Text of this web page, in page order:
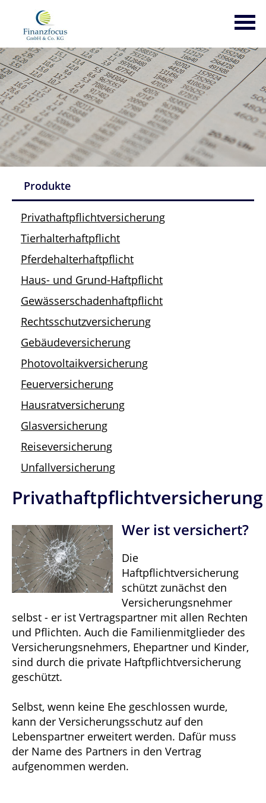
Produkte
Privathaftpflichtversicherung
Tierhalterhaftpflicht
Pferdehalterhaftpflicht
Haus- und Grund-Haftpflicht
Gewässerschadenhaftpflicht
Rechtsschutzversicherung
Gebäudeversicherung
Photovoltaikversicherung
Feuerversicherung
Hausratversicherung
Glasversicherung
Reiseversicherung
Unfallversicherung
Privathaftpflichtversicherung
Wer ist versichert?
Die
Haftpflichtversicherung
schützt zunächst den
Versicherungsnehmer
selbst - er ist Vertragspartner mit allen Rechten
und Pflichten. Auch die Familienmitglieder des
Versicherungsnehmers, Ehepartner und Kinder,
sind durch die private Haftpflichtversicherung
geschützt.
Selbst, wenn keine Ehe geschlossen wurde,
kann der Versicherungsschutz auf den
Lebenspartner erweitert werden. Dafür muss
der Name des Partners in den Vertrag
aufgenommen werden.
Datenschutzerklärung